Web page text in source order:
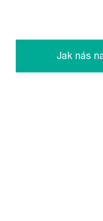
Jak nás